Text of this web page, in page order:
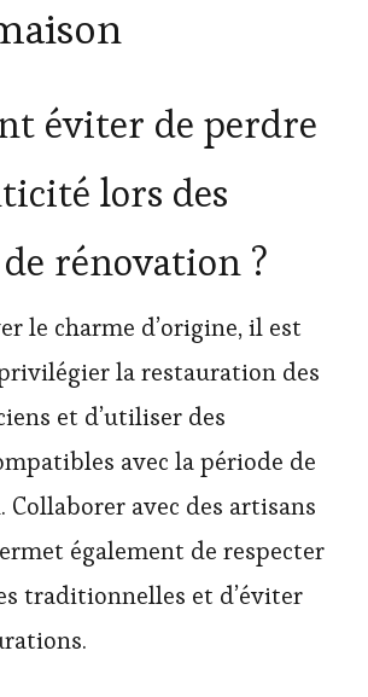
éviter de perdre
lors des
rénovation ?
le charme d’origine, il est
la restauration des
et d’utiliser des
avec la période de
avec des artisans
également de respecter
traditionnelles et d’éviter